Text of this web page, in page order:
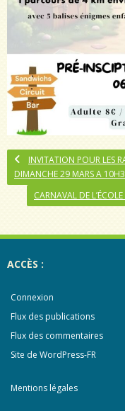
INVITATION POUR LES
DIMANCHE 29 MARS A
CARNAVAL DE
ACCÈS :
Connexion
Flux des publications
Flux des commentaires
Site de WordPress-FR
Mentions légales